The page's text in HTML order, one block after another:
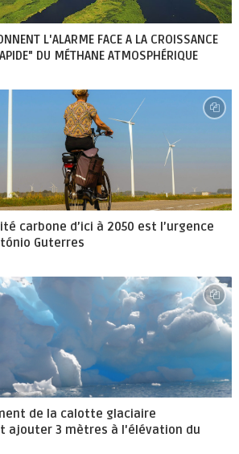
L'ALARME FACE A LA CROISSANCE
DU MÉTHANE ATMOSPHÉRIQUE
carbone d’ici à 2050 est l’urgence
Guterres
de la calotte glaciaire
ajouter 3 mètres à l'élévation du